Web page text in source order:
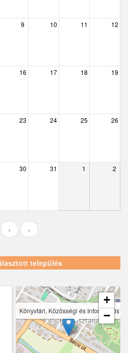
9 10 11 12
16 17 18 19
23 24 25 26
30 31 1 2
‹ ›
település
Könyvtári, Közösségi és Információs
+
−